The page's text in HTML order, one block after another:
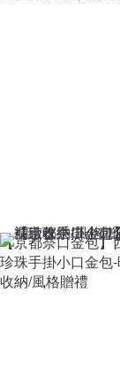
【京都奈口金包】
珍珠手掛小口金包
收納/風格贈禮